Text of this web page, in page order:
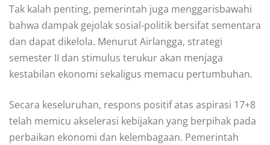
Tak kalah penting, pemerintah juga menggarisbawahi
bahwa dampak gejolak sosial-politik bersifat sementara
dan dapat dikelola. Menurut Airlangga, strategi
semester II dan stimulus terukur akan menjaga
kestabilan ekonomi sekaligus memacu pertumbuhan.
Secara keseluruhan, respons positif atas aspirasi 17+8
telah memicu akselerasi kebijakan yang berpihak pada
perbaikan ekonomi dan kelembagaan. Pemerintah